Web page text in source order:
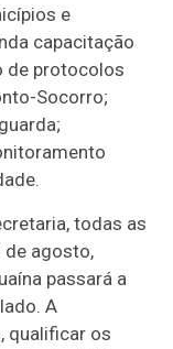
e
capacitação
de protocolos
Socorro;
todas as
de agosto,
passará a
A
qualificar os